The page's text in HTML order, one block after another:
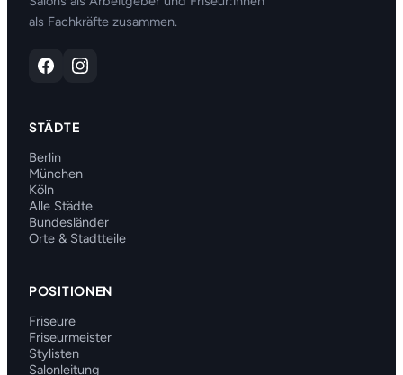
als Fachkräfte zusammen.
STÄDTE
Berlin
München
Köln
Alle Städte
Bundesländer
Orte & Stadtteile
POSITIONEN
Friseure
Friseurmeister
Stylisten
Salonleitung